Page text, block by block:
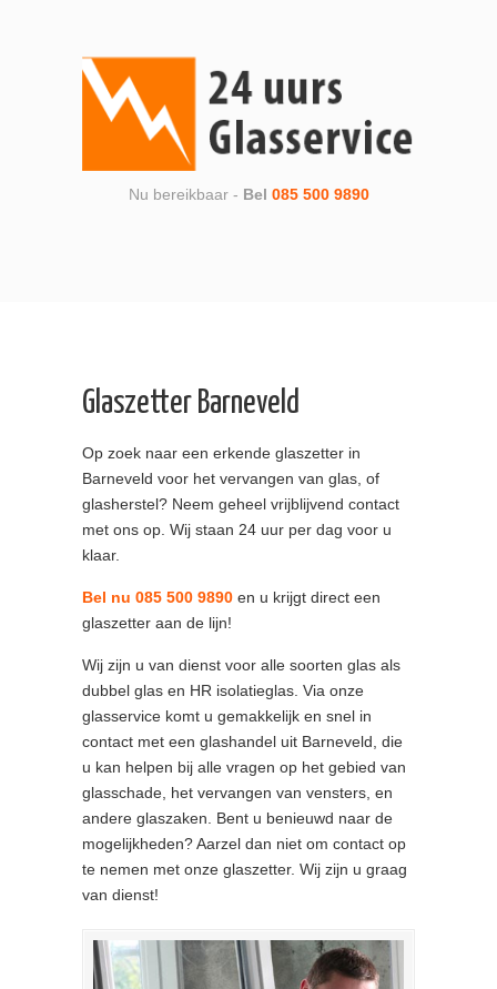
Nu bereikbaar - Bel 085 500 9890
Glaszetter Barneveld
Op zoek naar een erkende glaszetter in
Barneveld voor het vervangen van glas, of
glasherstel? Neem geheel vrijblijvend contact
met ons op. Wij staan 24 uur per dag voor u
klaar.
Bel nu 085 500 9890 en u krijgt direct een
glaszetter aan de lijn!
Wij zijn u van dienst voor alle soorten glas als
dubbel glas en HR isolatieglas. Via onze
glasservice komt u gemakkelijk en snel in
contact met een glashandel uit Barneveld, die
u kan helpen bij alle vragen op het gebied van
glasschade, het vervangen van vensters, en
andere glaszaken. Bent u benieuwd naar de
mogelijkheden? Aarzel dan niet om contact op
te nemen met onze glaszetter. Wij zijn u graag
van dienst!